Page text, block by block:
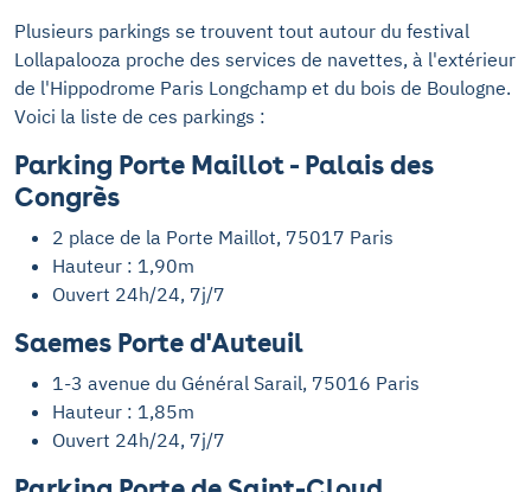
Plusieurs parkings se trouvent tout autour du festival
Lollapalooza proche des services de navettes, à l'extérieur
de l'Hippodrome Paris Longchamp et du bois de Boulogne.
Voici la liste de ces parkings :
Parking Porte Maillot - Palais des
Congrès
2 place de la Porte Maillot, 75017 Paris
Hauteur : 1,90m
Ouvert 24h/24, 7j/7
Saemes Porte d'Auteuil
1-3 avenue du Général Sarail, 75016 Paris
Hauteur : 1,85m
Ouvert 24h/24, 7j/7